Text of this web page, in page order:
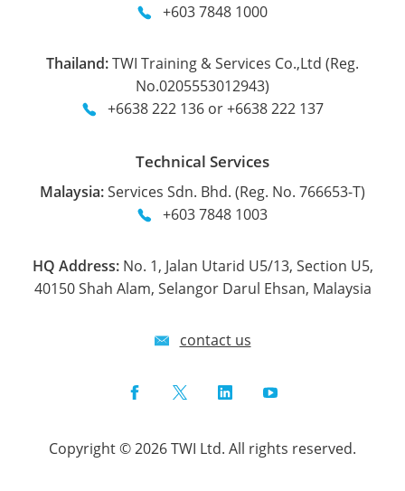
+603 7848 1000
Thailand:TWI Training & Services Co.,Ltd (Reg.
No.0205553012943)
+6638 222 136 or +6638 222 137
Technical Services
Malaysia:Services Sdn. Bhd. (Reg. No. 766653-T)
+603 7848 1003
HQ Address:No. 1, Jalan Utarid U5/13, Section U5,
40150 Shah Alam, Selangor Darul Ehsan, Malaysia
contact us
FacebookTwitterLinkedInYouTube
Copyright © 2026 TWI Ltd. All rights reserved.